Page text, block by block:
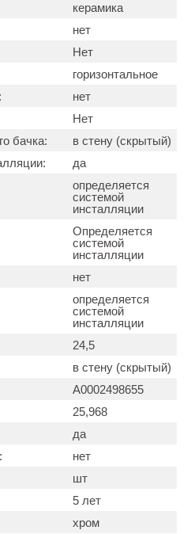
керамика
нет
Нет
горизонтальное
нет
Нет
бачка:
в стену (скрытый)
да
определяется
системой
инсталляции
Определяется
системой
инсталляции
нет
определяется
системой
инсталляции
24,5
в стену (скрытый)
А0002498655
25,968
да
нет
шт
5 лет
хром